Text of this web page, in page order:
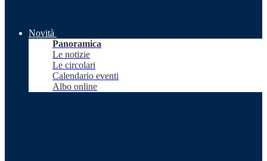
Novità
Panoramica
Le notizie
Le circolari
Calendario eventi
Albo online